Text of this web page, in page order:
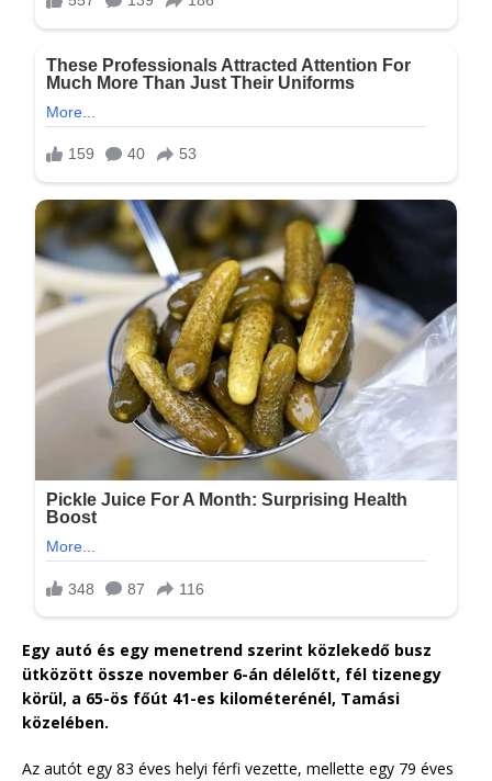
Egy autó és egy menetrend szerint közlekedő busz
ütközött össze november 6-án délelőtt, fél tizenegy
körül, a 65-ös főút 41-es kilométerénél, Tamási
közelében.
Az autót egy 83 éves helyi férfi vezette, mellette egy 79 éves